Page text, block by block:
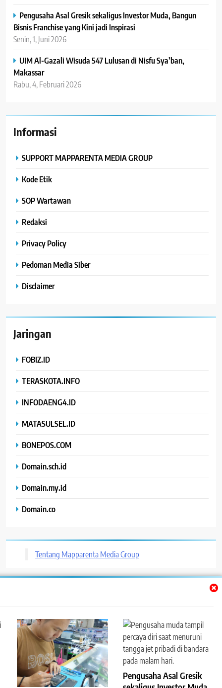
Pengusaha Asal Gresik
Pengusaha Asal Gresik sekaligus Investor Muda, Bangun
Bisnis Franchise yang Kini jadi Inspirasi
Senin, 1, Juni 2026
UIM Al-Gazali Wisuda 547 Lulusan di Nisfu Sya’ban,
Makassar
Rabu, 4, Februari 2026
Informasi
SUPPORT MAPPARENTA MEDIA GROUP
Kode Etik
SOP Wartawan
Redaksi
Privacy Policy
Pedoman Media Siber
Disclaimer
Jaringan
FOBIZ.ID
TERASKOTA.INFO
INFODAENG4.ID
MATASULSEL.ID
BONEPOS.COM
Domain.sch.id
Domain.my.id
Domain.co
Tentang Mapparenta Media Group
Powered By
BlazeThemes